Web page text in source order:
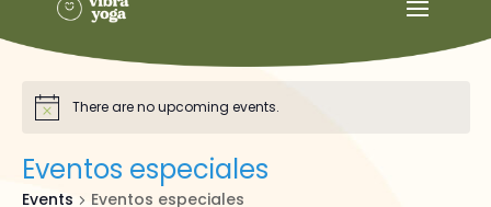
There are no upcoming events.
Eventos especiales
Events Eventos especiales